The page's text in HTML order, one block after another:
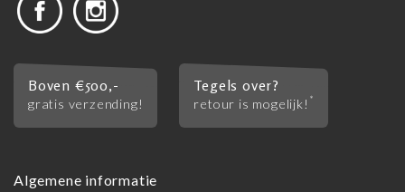
Boven €500,-
gratis verzending!
Tegels over?
retour is mogelijk! *
Algemene informatie